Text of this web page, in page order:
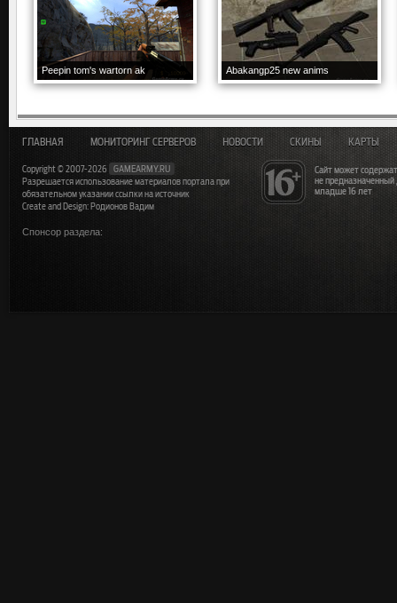
Peepin tom's wartorn ak Abakangp25 new anims
Сайт может
не
младше 16 лет
ГЛАВНАЯ МОНИТОРИНГ СЕРВЕРОВ НОВОСТИ СКИНЫ КАРТЫ
Copyright © 2007-2026
GAMEARMY.RU
Разрешается использование материалов портала при
обязательном указании ссылки на источник
Create and Design: Родионов Вадим
Спонсор раздела: